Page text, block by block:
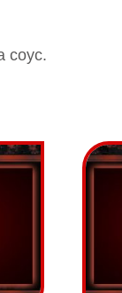
соус.